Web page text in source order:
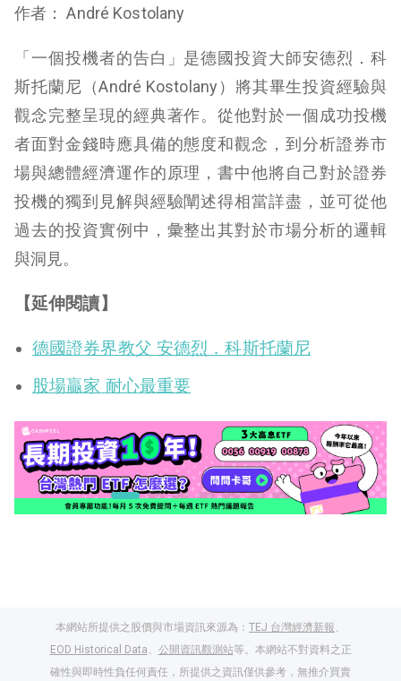
作者： André Kostolany
「一個投機者的告白」是德國投資大師安德烈．科
斯托蘭尼（André Kostolany）將其畢生投資經驗與
觀念完整呈現的經典著作。從他對於一個成功投機
者面對金錢時應具備的態度和觀念，到分析證券市
場與總體經濟運作的原理，書中他將自己對於證券
投機的獨到見解與經驗闡述得相當詳盡，並可從他
過去的投資實例中，彙整出其對於市場分析的邏輯
與洞見。
【延伸閱讀】
德國證券界教父 安德烈．科斯托蘭尼
股場贏家 耐心最重要
本網站所提供之股價與市場資訊來源為： TEJ 台灣經濟新報、
EOD Historical Data、 公開資訊觀測站等。本網站不對資料之正
確性與即時性負任何責任，所提供之資訊僅供參考，無推介買賣